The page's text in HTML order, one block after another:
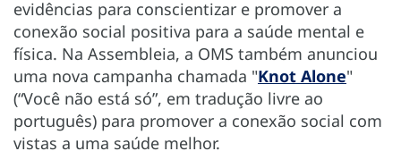
evidências para conscientizar e promover a
conexão social positiva para a saúde mental e
física. Na Assembleia, a OMS também anunciou
uma nova campanha chamada "Knot Alone"
(“Você não está só”, em tradução livre ao
português) para promover a conexão social com
vistas a uma saúde melhor.